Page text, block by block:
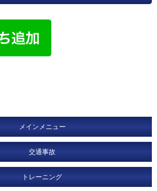
メインメニュー
交通事故
トレーニング